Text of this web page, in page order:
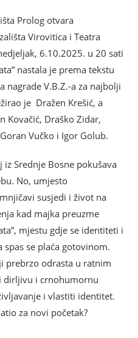
Prolog otvara
Virovitica i Teatra
6.10.2025. u 20 sati
nastala je prema tekstu
nagrade V.B.Z.-a za najbolji
je Dražen Krešić, a
Kovačić, Draško Zidar,
Vučko i Igor Golub.
Srednje Bosne pokušava
No, umjesto
susjedi i život na
kad majka preuzme
mjestu gdje se identiteti i
se plaća gotovinom.
prebrzo odrasta u ratnim
dirljivu i crnohumornu
i vlastiti identitet.
za novi početak?